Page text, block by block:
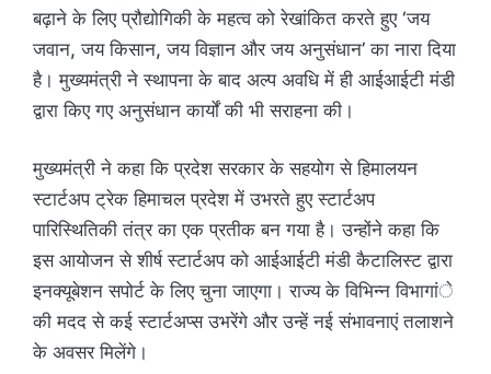
बढ़ाने के लिए प्रौद्योगिकी के महत्व को रेखांकित करते हुए ‘जय
जवान, जय किसान, जय विज्ञान और जय अनुसंधान’ का नारा दिया
है। मुख्यमंत्री ने स्थापना के बाद अल्प अवधि में ही आईआईटी मंडी
द्वारा किए गए अनुसंधान कार्यों की भी सराहना की।
मुख्यमंत्री ने कहा कि प्रदेश सरकार के सहयोग से हिमालयन
स्टार्टअप ट्रेक हिमाचल प्रदेश में उभरते हुए स्टार्टअप
पारिस्थितिकी तंत्र का एक प्रतीक बन गया है। उन्होंने कहा कि
इस आयोजन से शीर्ष स्टार्टअप को आईआईटी मंडी कैटालिस्ट द्वारा
इनक्यूबेशन सपोर्ट के लिए चुना जाएगा। राज्य के विभिन्न विभागांे
की मदद से कई स्टार्टअप्स उभरेंगे और उन्हें नई संभावनाएं तलाशने
के अवसर मिलेंगे।